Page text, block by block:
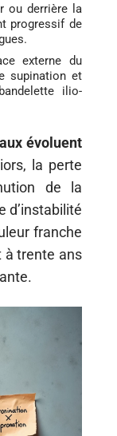
ou derrière la
progressif de
externe du
supination et
ilio-
évoluent
la perte
de la
d’instabilité
franche
à trente ans